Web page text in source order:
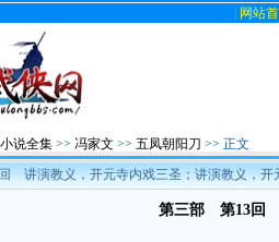
网站
说全集 >> 冯家文 >> 五凤朝阳刀 >> 正文
讲演教义，开元寺内戏三圣；讲演教义，开
第三部 第13回